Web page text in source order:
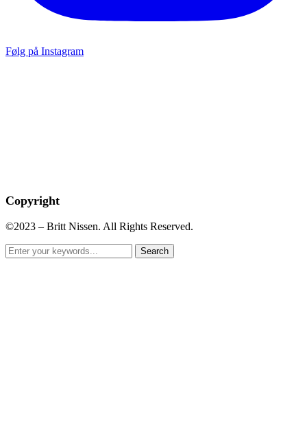
Følg på Instagram
Copyright
©2023 – Britt Nissen. All Rights Reserved.